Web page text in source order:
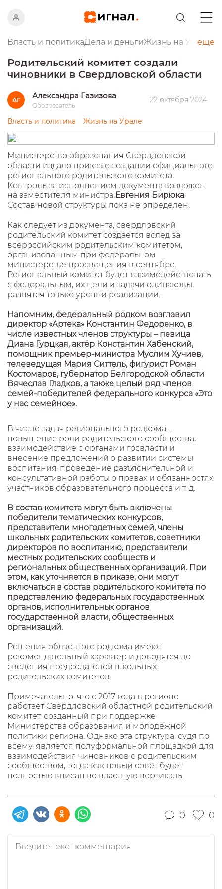
Власть и политикаДела и деньгиЖизнь на Урале
еще
Родительский комитет создали
чиновники в Свердловской области
АГ Александра Газизова
Обозреватель
22 октября 2024
Власть и политика Жизнь на Урале
Министерство образования Свердловской
области издало приказ о создании официального
регионального родительского комитета.
Контроль за исполнением документа возложен
на заместителя министра Евгения Бирюка.
Состав новой структуры пока не определен.
Как следует из документа, свердловский
родительский комитет создается вслед за
всероссийским родительским комитетом,
организованным при федеральном
министерстве просвещения в сентябре.
Региональный комитет будет взаимодействовать
с федеральным, их цели и задачи одинаковы,
разнятся только уровни реализации.
Напомним, федеральный родком возглавил
директор «Артека» Константин Федоренко, в
числе известных членов структуры – певица
Диана Гурцкая, актёр Константин Хабенский,
помощник премьер-министра Муслим Хучиев,
телеведущая Мария Ситтель, фигурист Роман
Костомаров, губернатор Белгородской области
Вячеслав Гладков, а также целый ряд членов
семей-победителей федерального конкурса «Это
у нас семейное».
В числе задач регионального родкома –
повышение роли родительского сообщества,
взаимодействие с органами госвласти и
внесение предложений о развитии системы
воспитания, проведение разъяснительной и
консультативной работы о правах и обязанностях
участников образовательного процесса и т. д.
В состав комитета могут быть включены
победители тематических конкурсов,
представители многодетных семей, члены
школьных родительских комитетов, советники
директоров по воспитанию, представители
местных родительских сообществ и
региональных общественных организаций. При
этом, как уточняется в приказе, они могут
включаться в состав родительского комитета по
представлению федеральных государственных
органов, исполнительных органов
государственной власти, общественных
организаций.
Решения областного родкома имеют
рекомендательный характер и доводятся до
сведения председателей школьных
родительских комитетов.
Примечательно, что с 2017 года в регионе
работает Свердловский областной родительский
комитет, созданный при поддержке
Министерства образования и молодежной
политики региона. Однако эта структура, судя по
всему, является полуформальной площадкой для
взаимодействия чиновников с родительским
сообществом, тогда как новый совет будет
полностью вписан во властную вертикаль.
0 0